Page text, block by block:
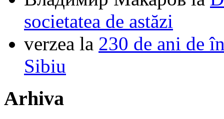
societatea de astăzi
verzea la 230 de ani de
Sibiu
Arhiva